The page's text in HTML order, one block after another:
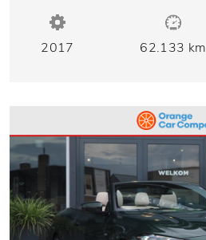
2017 62.133 km